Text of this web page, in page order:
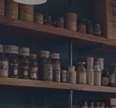
Chaque
machines et de
la rédaction et
le
Bons